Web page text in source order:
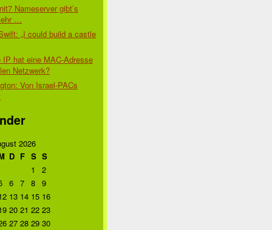
Nameserver gibt’s
…
„I could build a castle
IP hat eine MAC-Adresse
Netzwerk?
Von Israel-PACs
2026
D F S S
1
2
6 7 8 9
13 14 15 16
20 21 22 23
27 28 29 30